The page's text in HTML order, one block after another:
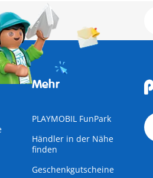
Mehr
PLAYMOBIL FunPark
Händler in der Nähe
finden
Geschenkgutscheine